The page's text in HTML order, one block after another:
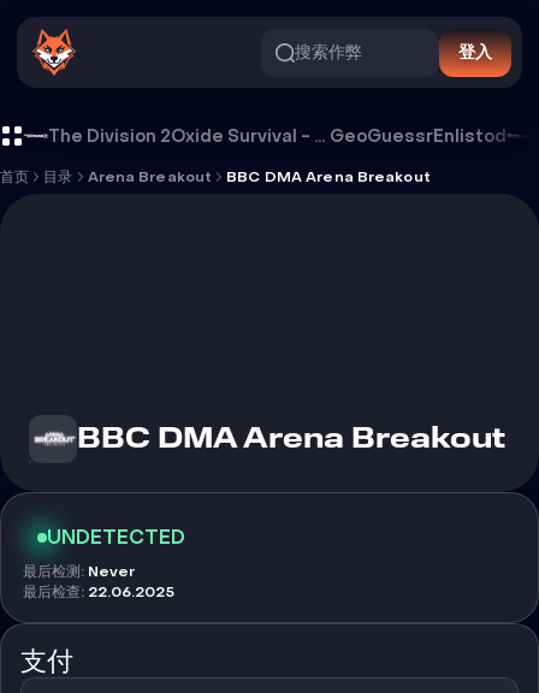
搜索作弊 登入
The Division 2 Oxide Survival - Rust Mobile GeoGuessrEnlistod
首页 目录 Arena Breakout BBC DMA Arena Breakout
BBC DMA Arena Breakout
UNDETECTED
最后检测: Never
最后检查: 22.06.2025
支付